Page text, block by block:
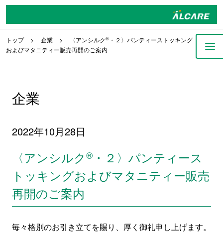
トップ 企業 〈アンシルク®・２〉パンティーストッキング
およびマタニティー販売再開のご案内
企業
2022年10月28日
〈アンシルク®・２〉パンティース
トッキングおよびマタニティー販売
再開のご案内
毎々格別のお引き立てを賜り、厚く御礼申し上げます。